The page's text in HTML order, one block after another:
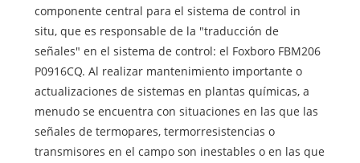
componente central para el sistema de control in
situ, que es responsable de la "traducción de
señales" en el sistema de control: el Foxboro FBM206
P0916CQ. Al realizar mantenimiento importante o
actualizaciones de sistemas en plantas químicas, a
menudo se encuentra con situaciones en las que las
señales de termopares, termorresistencias o
transmisores en el campo son inestables o en las que